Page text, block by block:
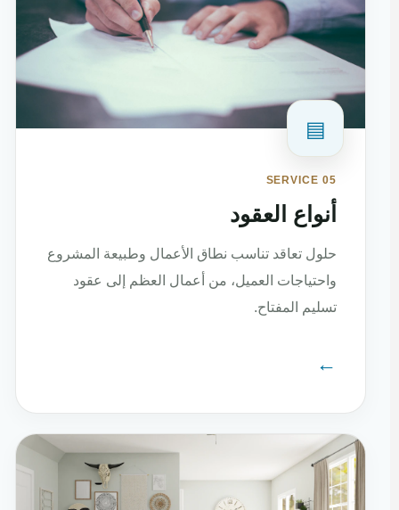
▤
SERVICE 05
أنواع العقود
حلول تعاقد تناسب نطاق الأعمال وطبيعة المشروع
واحتياجات العميل، من أعمال العظم إلى عقود
تسليم المفتاح.
←